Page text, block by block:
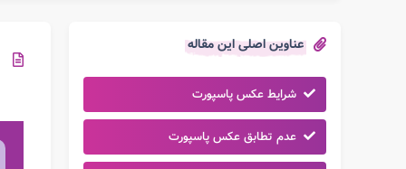
عناوین اصلی این مقاله
شرایط عکس پاسپورت
عدم تطابق عکس پاسپورت